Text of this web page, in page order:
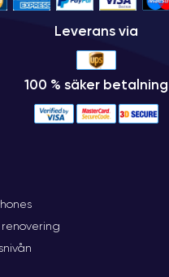
Leverans via
100 % säker betalning